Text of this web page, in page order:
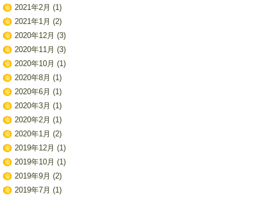
2021年2月 (1)
2021年1月 (2)
2020年12月 (3)
2020年11月 (3)
2020年10月 (1)
2020年8月 (1)
2020年6月 (1)
2020年3月 (1)
2020年2月 (1)
2020年1月 (2)
2019年12月 (1)
2019年10月 (1)
2019年9月 (2)
2019年7月 (1)